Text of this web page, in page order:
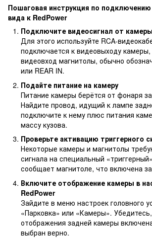
Пошаговая инструкция по
вида к RedPower
Подключите видеосигнал от
Для этого используйте RCA-
подключается к видеовыходу
видеовход магнитолы, обычно
или REAR IN.
Подайте питание на камеру
Питание камеры берётся от фонаря
Найдите провод, идущий к лампе
подключите к нему плюс питания
массу кузова.
Проверьте активацию триггерного
Некоторые камеры и магнитолы
сигнала на специальный
сообщает магнитоле, что включена
Включите отображение камеры в
RedPower
Зайдите в меню настроек головного
«Парковка» или «Камеры».
отображения задней камеры
выбран верно.